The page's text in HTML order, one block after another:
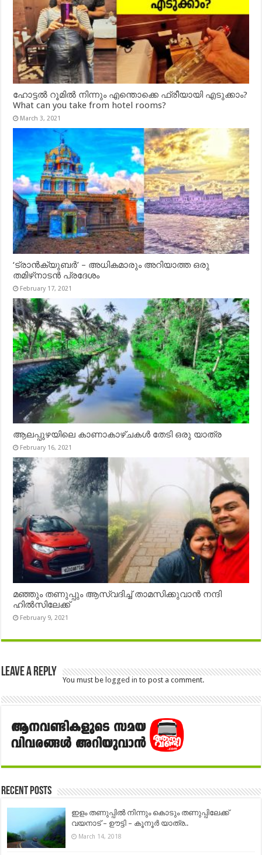
ഹോട്ടൽ റൂമിൽ നിന്നും എന്തൊക്കെ ഫ്രീയായി എടുക്കാം?
What can you take from hotel rooms?
March 3, 2021
‘ട്രാൻക്യുബർ’ – അധികമാരും അറിയാത്ത ഒരു
തമിഴ്‌നാടൻ പ്രദേശം
February 17, 2021
ആലപ്പുഴയിലെ കാണാകാഴ്ചകൾ തേടി ഒരു യാത്ര
February 16, 2021
മഞ്ഞും തണുപ്പും ആസ്വദിച്ച് താമസിക്കുവാൻ നന്ദി
ഹിൽസിലേക്ക്
February 9, 2021
Leave a Reply
You must be logged in to post a comment.
Recent Posts
ഇളം തണുപ്പിൽ നിന്നും കൊടും തണുപ്പിലേക്ക്
വയനാട് – ഊട്ടി – കൂനൂർ യാത്ര..
March 14, 2018